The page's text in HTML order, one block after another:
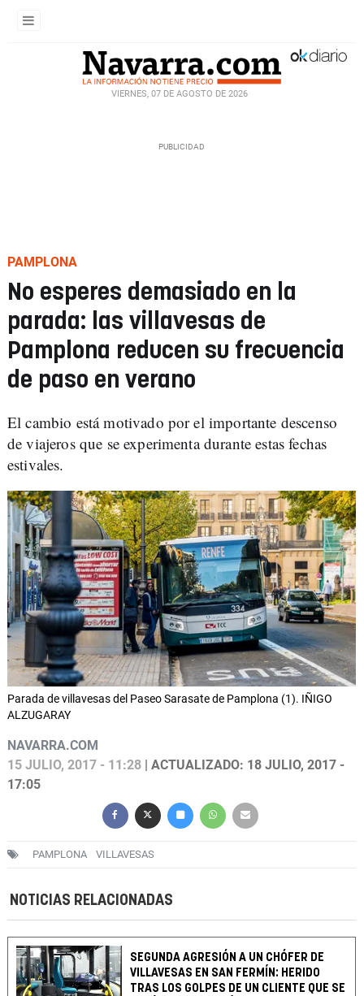
VIERNES, 07 DE AGOSTO DE 2026
PAMPLONA
No esperes demasiado en la
parada: las villavesas de
Pamplona reducen su frecuencia
de paso en verano
El cambio está motivado por el importante descenso
de viajeros que se experimenta durante estas fechas
estivales.
Parada de villavesas del Paseo Sarasate de Pamplona (1). IÑIGO
ALZUGARAY
NAVARRA.COM
15 JULIO, 2017 - 11:28 | ACTUALIZADO: 18 JULIO, 2017 -
17:05
PAMPLONA VILLAVESAS
NOTICIAS RELACIONADAS
SEGUNDA AGRESIÓN A UN CHÓFER DE
VILLAVESAS EN SAN FERMÍN: HERIDO
TRAS LOS GOLPES DE UN CLIENTE QUE SE